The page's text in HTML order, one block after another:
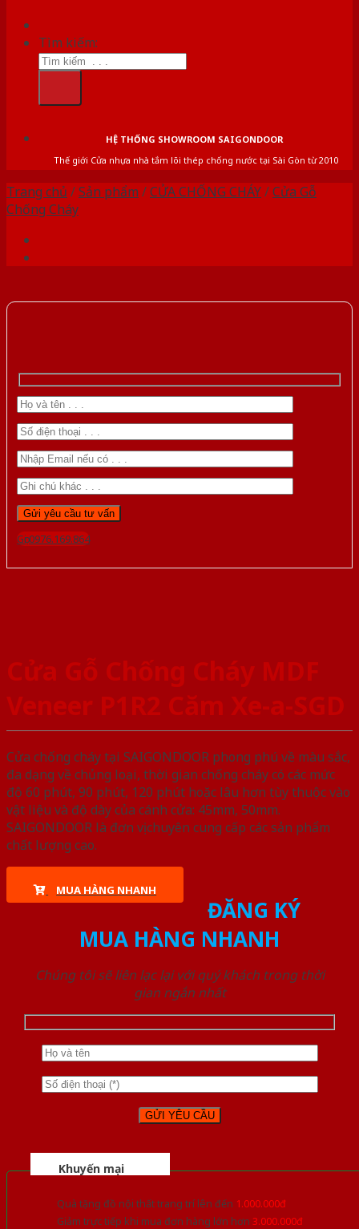
Tìm kiếm:
HỆ THỐNG SHOWROOM SAIGONDOOR
Thế giới Cửa nhựa nhà tắm lõi thép chống nước tại Sài Gòn từ 2010
Trang chủ /Sản phẩm /CỬA CHỐNG CHÁY/Cửa Gỗ
Chống Cháy
Gọi 0976.169.864
Cửa Gỗ Chống Cháy MDF
Veneer P1R2 Căm Xe-a-SGD
Cửa chống cháy tại SAIGONDOOR phong phú về màu sắc,
đa dạng về chủng loại, thời gian chống cháy có các mức
độ 60 phút, 90 phút, 120 phút hoặc lâu hơn tùy thuộc vào
vật liệu và độ dày của cánh cửa: 45mm, 50mm.
SAIGONDOOR là đơn vị chuyên cung cấp các sản phẩm
chất lượng cao.
MUA HÀNG NHANH
ĐĂNG KÝ
MUA HÀNG NHANH
Chúng tôi sẽ liên lạc lại với quý khách trong thời
gian ngắn nhất
Khuyến mại
Quà tặng đồ nội thất trang trí lên đến 1.000.000đ
Giảm trực tiếp khi mua đơn hàng lớn hơn 3.000.000đ